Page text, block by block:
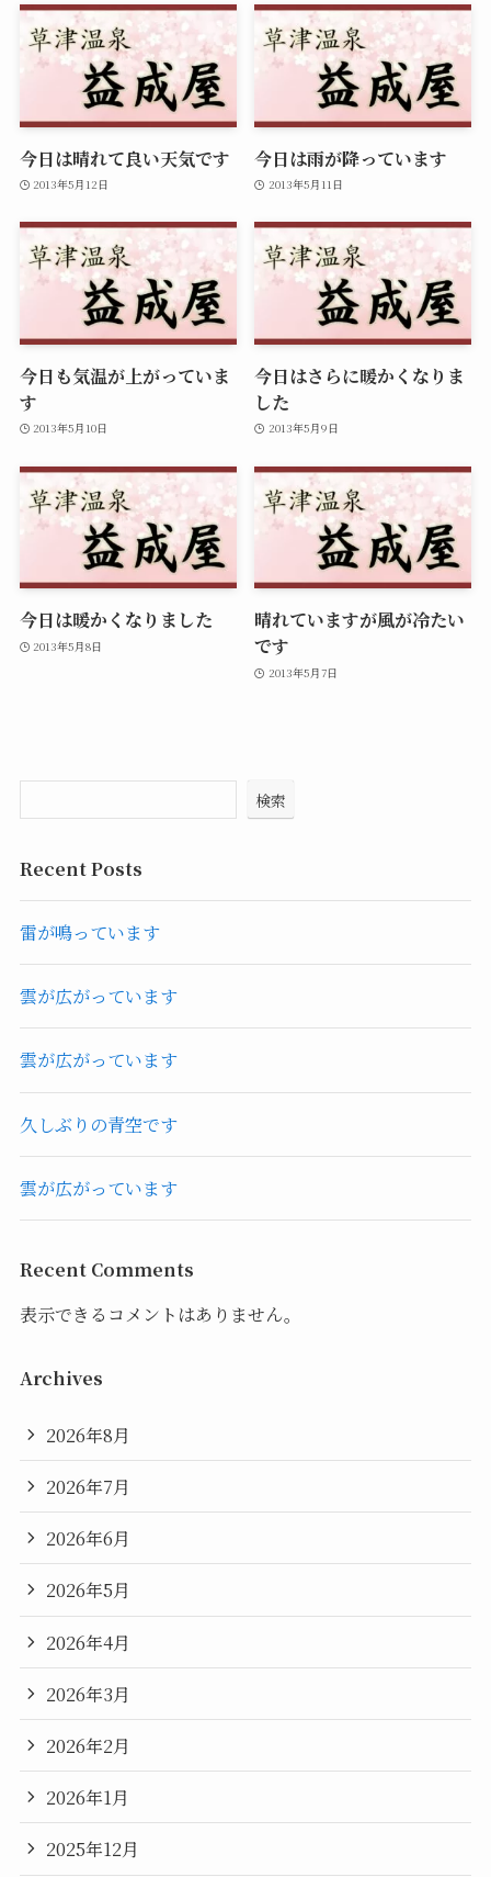
今日は晴れて良い天気です
2013年5月12日
今日は雨が降っています
2013年5月11日
今日も気温が上がっていま
す
2013年5月10日
今日はさらに暖かくなりま
した
2013年5月9日
今日は暖かくなりました
2013年5月8日
晴れていますが風が冷たい
です
2013年5月7日
検索
Recent Posts
雷が鳴っています
雲が広がっています
雲が広がっています
久しぶりの青空です
雲が広がっています
Recent Comments
表示できるコメントはありません。
Archives
2026年8月
2026年7月
2026年6月
2026年5月
2026年4月
2026年3月
2026年2月
2026年1月
2025年12月